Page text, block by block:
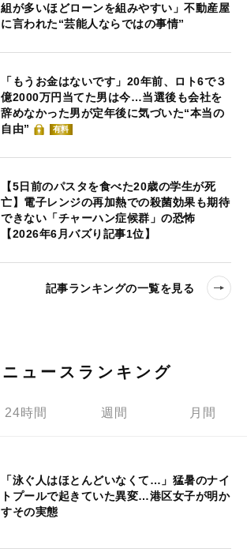
組が多いほどローンを組みやすい」不動産屋
に言われた“芸能人ならではの事情”
「もうお金はないです」20年前、ロト6で３
億2000万円当てた男は今…当選後も会社を
辞めなかった男が定年後に気づいた“本当の
自由”
有料
【5日前のパスタを食べた20歳の学生が死
亡】電子レンジの再加熱での殺菌効果も期待
できない「チャーハン症候群」の恐怖
【2026年6月バズり記事1位】
記事ランキングの一覧を見る
ニュースランキング
24時間 週間 月間
「泳ぐ人はほとんどいなくて…」猛暑のナイ
トプールで起きていた異変…港区女子が明か
すその実態